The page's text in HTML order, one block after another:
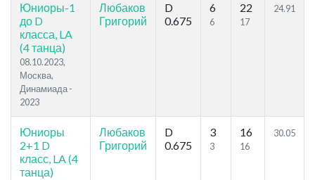
Юниоры-1
до D
класса, LA
(4 танца)
08.10.2023,
Москва,
Динамиада -
2023
Любаков
Григорий
D
0.675
6
6
22
17
24.91
Юниоры
2+1 D
класс, LA (4
танца)
Любаков
Григорий
D
0.675
3
3
16
16
30.05